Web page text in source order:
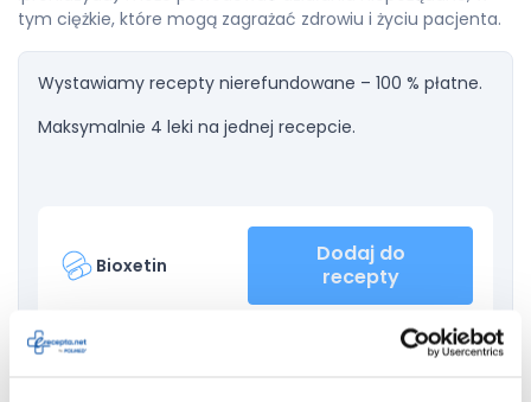
tym ciężkie, które mogą zagrażać zdrowiu i życiu pacjenta.
Wystawiamy recepty nierefundowane – 100 % płatne.
Maksymalnie 4 leki na jednej recepcie.
Bioxetin
Dodaj do
recepty